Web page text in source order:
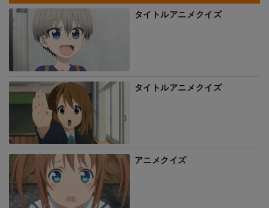
タイトルアニメクイズ
タイトルアニメクイズ
アニメクイズ